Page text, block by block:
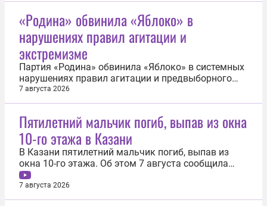
«Родина» обвинила «Яблоко» в
нарушениях правил агитации и
экстремизме
Партия «Родина» обвинила «Яблоко» в системных
нарушениях правил агитации и предвыборного
законодательства, а также пропаганде
экстремизма. Иск о снятии партии с выборов в
Как утверждает «Родина», большинство
кандидатов от партии «Яблоко» подписали...
7 августа 2026
Пятилетний мальчик погиб, выпав из окна
10-го этажа в Казани
В Казани пятилетний мальчик погиб, выпав из
окна 10-го этажа. Об этом 7 августа сообщила
пресс-служба прокуратуры Татарстана. Трагедия
произошла 7 августа около 14:30 мск в одном из
многоквартирных домов на улице Мустая Карима.
7 августа 2026